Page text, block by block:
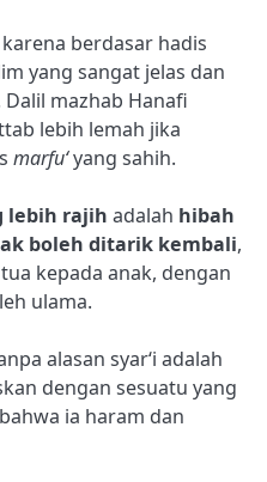
berdasar hadis
yang sangat jelas dan
mazhab Hanafi
lebih lemah jika
marfu‘yang sahih.
lebih rajih adalah hibah
boleh ditarik kembali,
kepada anak, dengan
ulama.
alasan syar‘i adalah
dengan sesuatu yang
ia haram dan